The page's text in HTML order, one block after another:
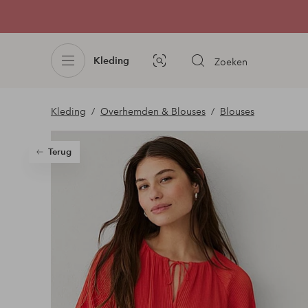
Kleding
Afbeelding
Zoeken
Kleding Overhemden & Blouses Blouses
Terug